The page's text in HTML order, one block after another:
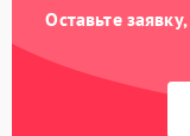
Оставьте